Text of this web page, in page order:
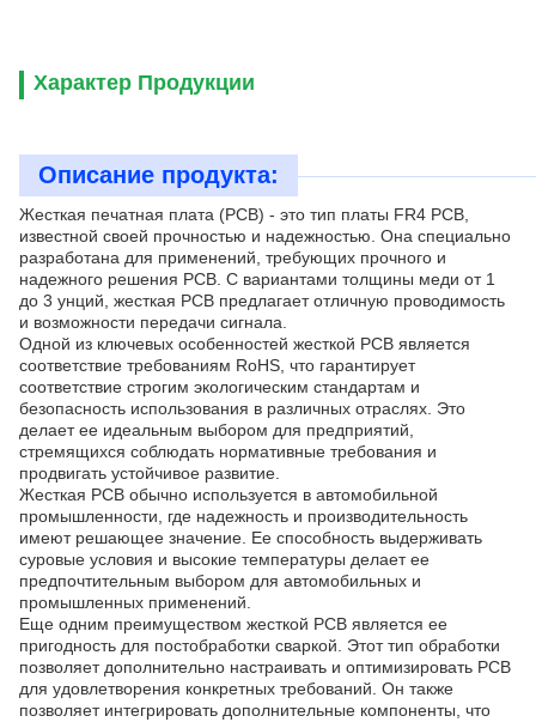
Характер Продукции
Описание продукта:
Жесткая печатная плата (PCB) - это тип платы FR4 PCB,
известной своей прочностью и надежностью. Она специально
разработана для применений, требующих прочного и
надежного решения PCB. С вариантами толщины меди от 1
до 3 унций, жесткая PCB предлагает отличную проводимость
и возможности передачи сигнала.
Одной из ключевых особенностей жесткой PCB является
соответствие требованиям RoHS, что гарантирует
соответствие строгим экологическим стандартам и
безопасность использования в различных отраслях. Это
делает ее идеальным выбором для предприятий,
стремящихся соблюдать нормативные требования и
продвигать устойчивое развитие.
Жесткая PCB обычно используется в автомобильной
промышленности, где надежность и производительность
имеют решающее значение. Ее способность выдерживать
суровые условия и высокие температуры делает ее
предпочтительным выбором для автомобильных и
промышленных применений.
Еще одним преимуществом жесткой PCB является ее
пригодность для постобработки сваркой. Этот тип обработки
позволяет дополнительно настраивать и оптимизировать PCB
для удовлетворения конкретных требований. Он также
позволяет интегрировать дополнительные компоненты, что